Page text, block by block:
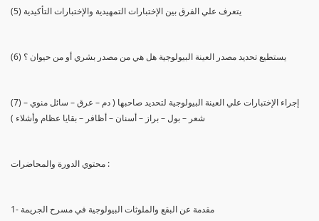
(5) يتعرف علي الفرق بين الإختبارات التمهيدية والإختبارات التأكيدية
(6) يستطيع تحديد مصدر العينة البيولوجية هل هي من مصدر بشري أو من حيوان ؟
(7) إجراء الإختبارات علي العينة البيولوجية لتحديد صاحبها ( دم – عرق – سائل منوي –
شعر – بول – براز – أسنان – أظافر – بقايا عظام وأشلاء )
محتوي الدورة والمحاضرات :
1- مقدمة عن البقع والملوثات البيولوجية في مسرح الجريمة